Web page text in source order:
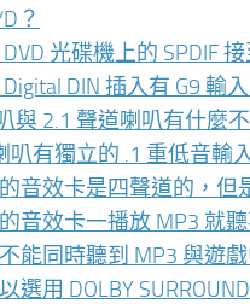
？
光碟機上的 SPDIF
DIN 插入有 G9 輸
與 2.1 聲道喇叭有什麼
叭有獨立的 .1 重低音輸
音效卡是四聲道的，但
音效卡一播放 MP3 就聽
能同時聽到 MP3 與遊
選用 DOLBY